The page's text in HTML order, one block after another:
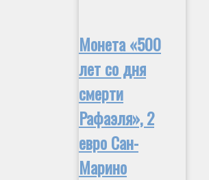
Монета «500
лет со дня
смерти
Рафаэля», 2
евро Сан-
Марино